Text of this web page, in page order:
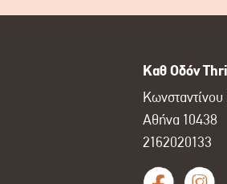
Καθ Οδόν
Αθήνα 10438
2162020133